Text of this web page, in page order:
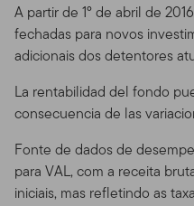
A partir de 1º de abril de
fechadas para novos
adicionais dos detentores
La rentabilidad del fondo
consecuencia de las
Fonte de dados de
para VAL, com a receita
iniciais, mas refletindo as
aplicarmos ou falhemos
Uso. Você concorda
Franklin Templeton será
danos causados por você
ações de monitoramento.
Direitos
Registrada